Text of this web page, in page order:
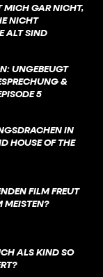
MICH GAR NICHT,
NICHT
ALT SIND
UNGEBEUGT
&
5
IN
HOUSE OF THE
FILM FREUT
MEISTEN?
ALS KIND SO